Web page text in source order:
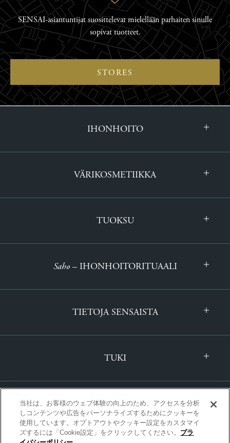
SENSAI-asiantuntijat suosittelevat mielellään parhaiten sinulle
sopivat tuotteet.
STORES
IHONHOITO
VÄRIKOSMETIIKKA
TUOKSU
Saho– IHONHOITORITUAALI
TIETOJA SENSAISTA
TUKI
当社は、お客様のウェブ体験の向上のため、アクセスを分析
しコンテンツや広告をパーソナライズするためにクッキーを
使用しています。オプトアウトやクッキー設定をカスタマイ
ズするには「Cookie設定」をクリックしてください。 プラ